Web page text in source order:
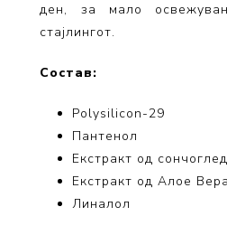
ден, за мало
стајлингот.
Состав:
Polysilicon-29
Пантенол
Екстракт од
Екстракт од Алое Вера
Линалол